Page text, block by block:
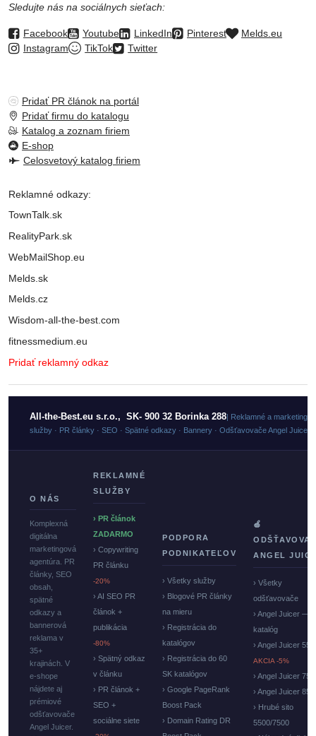
Sledujte nás na sociálnych sieťach:
Facebook Youtube LinkedIn Pinterest
Melds.eu
Instagram
TikTok Twitter
Pridať PR článok na portál
Pridať firmu do katalogu
Katalog a zoznam firiem
E-shop
Celosvetový katalog firiem
Reklamné odkazy:
TownTalk.sk
RealityPark.sk
WebMailShop.eu
Melds.sk
Melds.cz
Wisdom-all-the-best.com
fitnessmedium.eu
Pridať reklamný odkaz
All-the-Best.eu s.r.o., SK- 900 32 Borinka 288| Reklamné a
služby · PR články · SEO · Spätné odkazy · Bannery · Odšťavovače Angel Juicer
O NÁS
Komplexná
digitálna
marketingová
agentúra. PR
články, SEO
obsah,
spätné
odkazy a
bannerová
reklama v
35+
krajinách. V
e-shope
nájdete aj
prémiové
odšťavovače
Angel Juicer.
REKLAMNÉ
SLUŽBY
› PR článok
ZADARMO
› Copywriting
PR článku
-20%
› AI SEO PR
článok +
publikácia
-80%
› Spätný odkaz
v článku
› PR článok +
SEO +
sociálne siete
PODPORA
PODNIKATEĽOV
› Všetky služby
› Blogové PR články
na mieru
› Registrácia do
katalógov
› Registrácia do 60
SK katalógov
› Google PageRank
Boost Pack
› Domain Rating DR
🍏
ANGEL
› Všetky
odšťavovače
› Angel Juicer —
katalóg
› Angel Juicer
AKCIA -5%
› Angel Juicer
› Angel Juicer
› Hrubé sito
5500/7500